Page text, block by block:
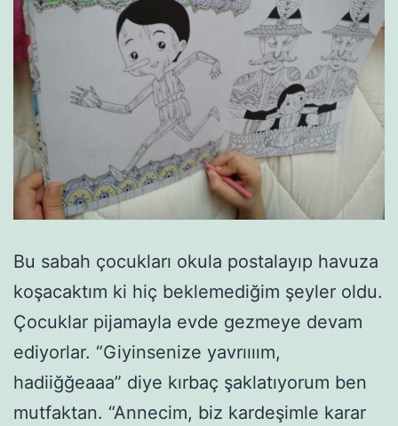
Bu sabah çocukları okula postalayıp havuza
koşacaktım ki hiç beklemediğim şeyler oldu.
Çocuklar pijamayla evde gezmeye devam
ediyorlar. “Giyinsenize yavrıııım,
hadiiğğeaaa” diye kırbaç şaklatıyorum ben
mutfaktan. “Annecim, biz kardeşimle karar